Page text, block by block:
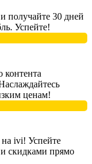
получайте 30 дней
Успейте!
ценам!
ivi! Успейте
скидками прямо